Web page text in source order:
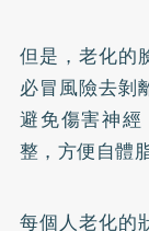
但是，老化的
必冒風險去剝
避免傷害神
整，方便自體
每個人老化的